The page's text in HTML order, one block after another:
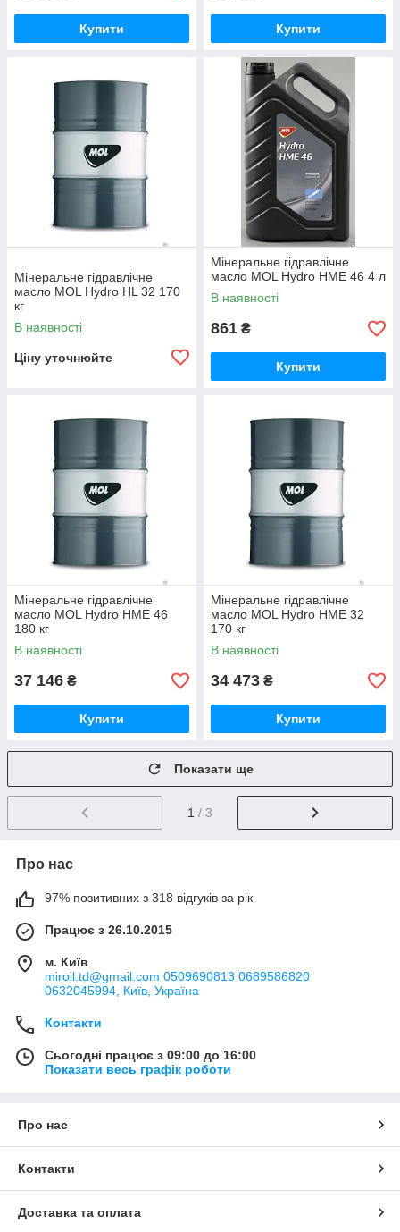
Купити Купити
Мінеральне гідравлічне
масло MOL Hydro HL 32 170
кг
В наявності
Ціну уточнюйте
Мінеральне гідравлічне
масло MOL Hydro HME 46 4 л
В наявності
861 ₴
Купити
Мінеральне гідравлічне
масло MOL Hydro HME 46
180 кг
В наявності
37 146 ₴
Купити
Мінеральне гідравлічне
масло MOL Hydro HME 32
170 кг
В наявності
34 473 ₴
Купити
Показати ще
1 / 3
Про нас
97% позитивних з 318 відгуків за рік
Працює з 26.10.2015
м. Київ
miroil.td@gmail.com 0509690813 0689586820
0632045994, Київ, Україна
Контакти
Сьогодні працює з 09:00 до 16:00
Показати весь графік роботи
Про нас
Контакти
Доставка та оплата